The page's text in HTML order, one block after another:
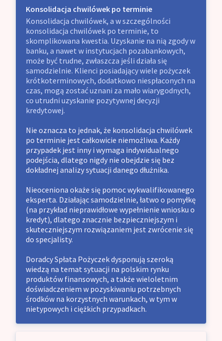
Konsolidacja chwilówek po terminie
Konsolidacja chwilówek, a w szczególności
konsolidacja chwilówek po terminie, to
skomplikowana kwestia. Uzyskanie na nią zgody w
banku, a nawet w instytucjach pozabankowych,
może być trudne, zwłaszcza jeśli działa się
samodzielnie. Klienci posiadający wiele pożyczek
krótkoterminowych, dodatkowo niespłaconych na
czas, mogą zostać uznani za mało wiarygodnych,
co utrudni uzyskanie pozytywnej decyzji
kredytowej.
Nie oznacza to jednak, że konsolidacja chwilówek
po terminie jest całkowicie niemożliwa. Każdy
przypadek jest inny i wymaga indywidualnego
podejścia, dlatego nigdy nie obejdzie się bez
dokładnej analizy sytuacji danego dłużnika.
Nieoceniona okaże się pomoc wykwalifikowanego
eksperta. Działając samodzielnie, łatwo o pomyłkę
(na przykład nieprawidłowe wypełnienie wniosku o
kredyt), dlatego znacznie bezpieczniejszym i
skuteczniejszym rozwiązaniem jest zwrócenie się
do specjalisty.
Doradcy Spłata Pożyczek dysponują szeroką
wiedzą na temat sytuacji na polskim rynku
produktów finansowych, a także wieloletnim
doświadczeniem w pozyskiwaniu potrzebnych
środków na korzystnych warunkach, w tym w
nietypowych i ciężkich przypadkach.